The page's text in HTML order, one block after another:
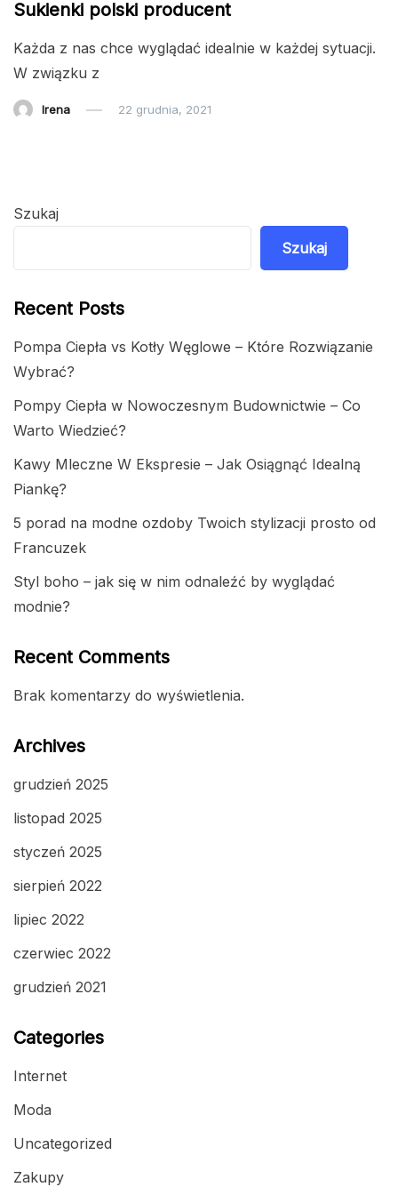
Sukienki polski producent
Każda z nas chce wyglądać idealnie w każdej sytuacji.
W związku z
Irena 22 grudnia, 2021
Szukaj
Szukaj
Recent Posts
Pompa Ciepła vs Kotły Węglowe – Które Rozwiązanie
Wybrać?
Pompy Ciepła w Nowoczesnym Budownictwie – Co
Warto Wiedzieć?
Kawy Mleczne W Ekspresie – Jak Osiągnąć Idealną
Piankę?
5 porad na modne ozdoby Twoich stylizacji prosto od
Francuzek
Styl boho – jak się w nim odnaleźć by wyglądać
modnie?
Recent Comments
Brak komentarzy do wyświetlenia.
Archives
grudzień 2025
listopad 2025
styczeń 2025
sierpień 2022
lipiec 2022
czerwiec 2022
grudzień 2021
Categories
Internet
Moda
Uncategorized
Zakupy